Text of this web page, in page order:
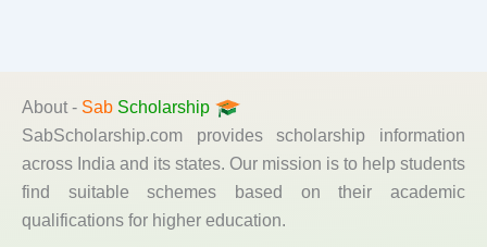
About - Sab Scholarship
SabScholarship.com provides scholarship information
across India and its states. Our mission is to help students
find suitable schemes based on their academic
qualifications for higher education.